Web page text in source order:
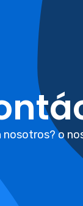
nosotros? o